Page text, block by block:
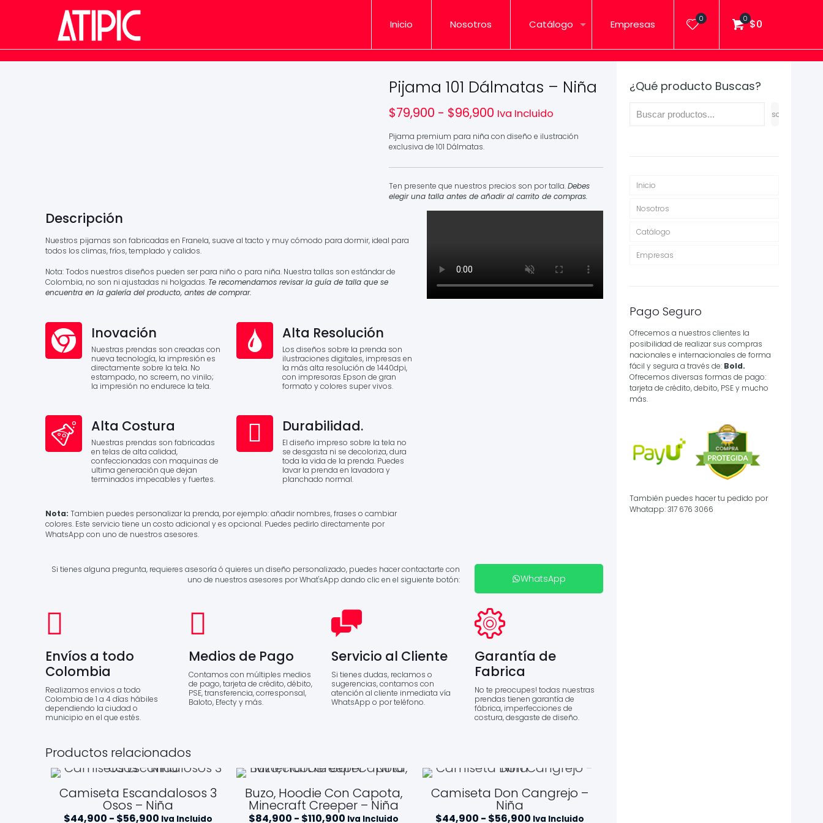
Inicio Nosotros Catálogo Empresas 0 0 $0
Pijama 101 Dálmatas – Niña
$79,900 - $96,900Rango
de
precios:
desde
hasta
Iva Incluido
Pijama premium para niña con diseño e ilustración
exclusiva de 101 Dálmatas.
Ten presente que nuestros precios son por talla.Debes
elegir una talla antes de añadir al carrito de compras.
Descripción
Nuestros pijamas son fabricadas en Franela, suave al tacto y muy cómodo para dormir, ideal para
todos los climas, fríos, templado y calidos.
Nota: Todos nuestros diseños pueden ser para niño o para niña. Nuestra tallas son estándar de
Colombia, no son ni ajustadas ni holgadas. Te recomendamos revisar la guía de talla que se
encuentra en la galería del producto, antes de comprar.
Inovación
Nuestras prendas son creadas con
nueva tecnología, la impresión es
directamente sobre la tela. No
estampado, no screem, no vinilo;
la impresión no endurece la tela.
Alta Resolución
Los diseños sobre la prenda son
ilustraciones digitales, impresas en
la más alta resolución de 1440dpi,
con impresoras Epson de gran
formato y colores super vivos.
Alta Costura
Nuestras prendas son fabricadas
en telas de alta calidad,
confeccionadas con maquinas de
ultima generación que dejan
terminados impecables y fuertes.
Durabilidad.
El diseño impreso sobre la tela no
se desgasta ni se decoloriza, dura
toda la vida de la prenda. Puedes
lavar la prenda en lavadora y
planchado normal.
Nota: Tambien puedes personalizar la prenda, por ejemplo: añadir nombres, frases o cambiar
colores. Este servicio tiene un costo adicional y es opcional. Puedes pedirlo directamente por
WhatsApp con uno de nuestros asesores.
Si tienes alguna pregunta, requieres asesoría ó quieres un diseño personalizado, puedes hacer contactarte con
uno de nuestros asesores por What'sApp dando clic en el siguiente botón:
WhatsApp
Envíos a todo
Colombia
Realizamos envios a todo
Colombia de 1 a 4 días hábiles
dependiendo la ciudad o
municipio en el que estés.
Medios de Pago
Contamos con múltiples medios
de pago, tarjeta de crédito, débito,
PSE, transferencia, corresponsal,
Baloto, Efecty y más.
Servicio al Cliente
Si tienes dudas, reclamos o
sugerencias, contamos con
atención al cliente inmediata vía
WhatsApp o por teléfono.
Garantía de
Fabrica
No te preocupes! todas nuestras
prendas tienen garantía de
fábrica, imperfecciones de
costura, desgaste de diseño.
Productos relacionados
Camiseta Escandalosos 3
Osos – Niña
$44,900 - $56,900 Rango
Iva Incluido
Buzo, Hoodie Con Capota,
Minecraft Creeper – Niña
$84,900 - $110,900 Rango
Iva Incluido
Camiseta Don Cangrejo –
Niña
$44,900 - $56,900Rango
Iva Incluido
¿Qué producto Buscas?
Buscar
Inicio
Nosotros
Catálogo
Empresas
Pago Seguro
Ofrecemos a nuestros clientes la
posibilidad de realizar sus compras
nacionales e internacionales de forma
fácil y segura a través de: Bold.
Ofrecemos diversas formas de pago:
tarjeta de crédito, debito, PSE y mucho
más.
También puedes hacer tu pedido por
Whatapp: 317 676 3066